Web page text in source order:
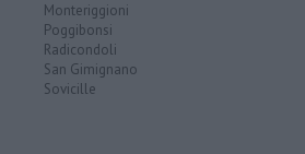
Monteriggioni
Poggibonsi
Radicondoli
San Gimignano
Sovicille